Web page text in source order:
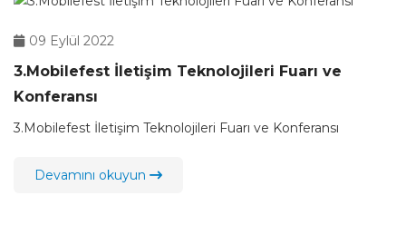
09 Eylül 2022
3.Mobilefest İletişim Teknolojileri Fuarı ve
Konferansı
3.Mobilefest İletişim Teknolojileri Fuarı ve Konferansı
Devamını okuyun